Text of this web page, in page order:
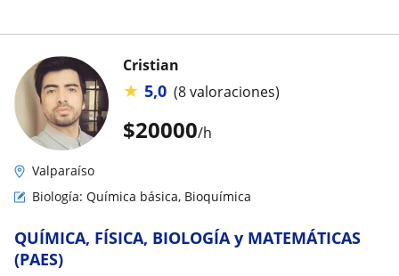
$20000/h
Cristian
★ 5,0 (8 valoraciones)
Valparaíso
Biología: Química básica, Bioquímica
QUÍMICA, FÍSICA, BIOLOGÍA y MATEMÁTICAS
(PAES)